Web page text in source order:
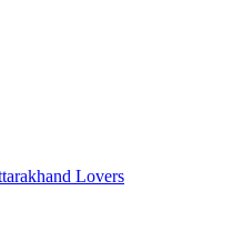
Lovers